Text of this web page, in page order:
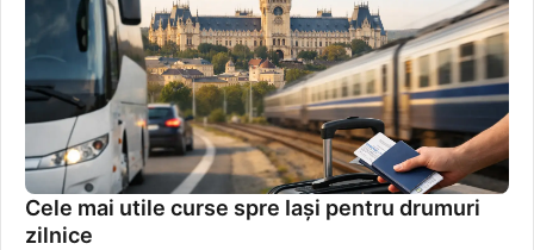
Cele mai utile curse spre Iași pentru drumuri
zilnice